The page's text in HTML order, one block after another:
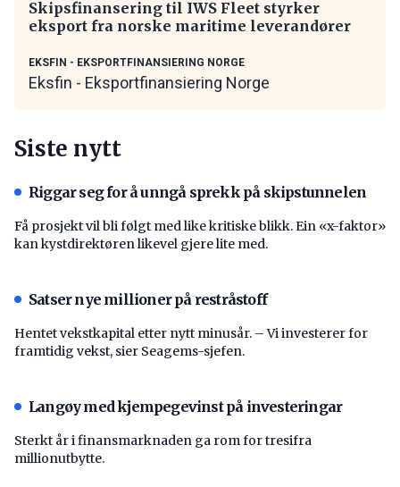
Skipsfinansering til IWS Fleet styrker
eksport fra norske maritime leverandører
EKSFIN - EKSPORTFINANSIERING NORGE
Eksfin - Eksportfinansiering Norge
Siste nytt
Riggar seg for å unngå sprekk på skipstunnelen
Få prosjekt vil bli følgt med like kritiske blikk. Ein «x-faktor»
kan kystdirektøren likevel gjere lite med.
Satser nye millioner på restråstoff
Hentet vekstkapital etter nytt minusår. – Vi investerer for
framtidig vekst, sier Seagems-sjefen.
Langøy med kjempegevinst på investeringar
Sterkt år i finansmarknaden ga rom for tresifra
millionutbytte.